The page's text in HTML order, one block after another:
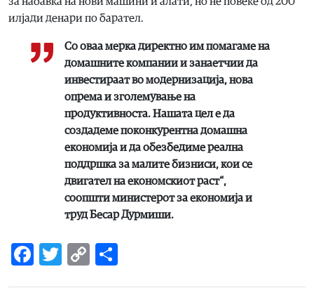
илјади денари по барател.
Со оваа мерка директно им помагаме на
домашните компании и занаетчии да
инвестираат во модернизација, нова
опрема и зголемување на
продуктивноста. Нашата цел е да
создадеме поконкурентна домашна
економија и да обезбедиме реална
поддршка за малите бизниси, кои се
двигател на економскиот раст“,
соопшти министерот за економија и
труд Бесар Дурмиши.
Facebook
Twitter
Copy